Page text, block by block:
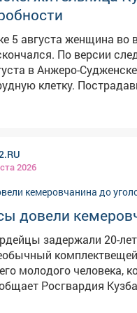
5 августа женщина
трагедия разыгралась в
в Анжеро-
клетку.
однако спасти его
на месте.
об убийстве. Как сообщил источник
1978 года рождения.
прямо в
в шоковом состоянии.
2026
довели
задержали 20-
В Кемерове сотрудники
молодого человека,
Росгвардия
на Ленинградском